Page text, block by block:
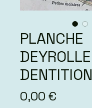
PLANCHE
DEYROLLE
DENTITION
0,00 €